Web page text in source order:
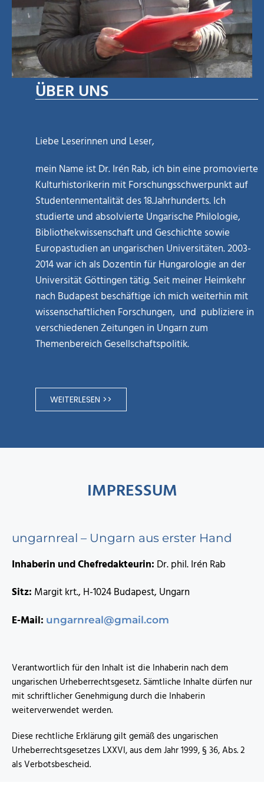
ÜBER UNS
Liebe Leserinnen und Leser,
mein Name ist Dr. Irén Rab, ich bin eine promovierte
Kulturhistorikerin mit Forschungsschwerpunkt auf
Studentenmentalität des 18.Jahrhunderts. Ich
studierte und absolvierte Ungarische Philologie,
Bibliothekwissenschaft und Geschichte sowie
Europastudien an ungarischen Universitäten. 2003-
2014 war ich als Dozentin für Hungarologie an der
Universität Göttingen tätig. Seit meiner Heimkehr
nach Budapest beschäftige ich mich weiterhin mit
wissenschaftlichen Forschungen, und publiziere in
verschiedenen Zeitungen in Ungarn zum
Themenbereich Gesellschaftspolitik.
WEITERLESEN >>
IMPRESSUM
ungarnreal – Ungarn aus erster Hand
Inhaberin und Chefredakteurin: Dr. phil. Irén Rab
Sitz: Margit krt., H-1024 Budapest, Ungarn
E-Mail: ungarnreal@gmail.com
Verantwortlich für den Inhalt ist die Inhaberin nach dem
ungarischen Urheberrechtsgesetz. Sämtliche Inhalte dürfen nur
mit schriftlicher Genehmigung durch die Inhaberin
weiterverwendet werden.
Diese rechtliche Erklärung gilt gemäß des ungarischen
Urheberrechtsgesetzes LXXVI, aus dem Jahr 1999, § 36, Abs. 2
als Verbotsbescheid.